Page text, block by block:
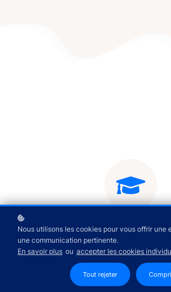
Nous utilisons les cookies pour vous offrir une
une communication pertinente.
En savoir plus ou accepter les cookies
Tout rejeter